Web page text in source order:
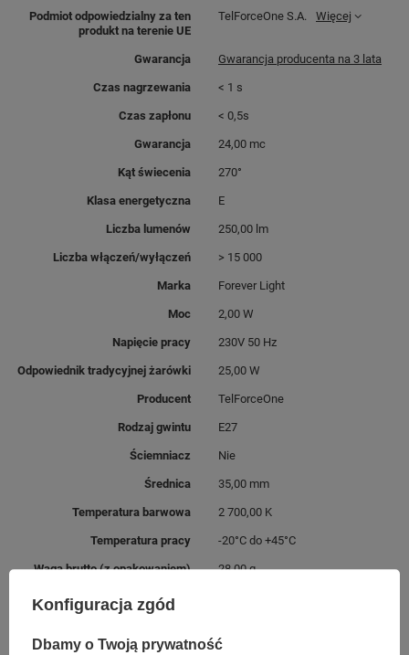
Podmiot odpowiedzialny za ten
produkt na terenie UE
TelForceOne S.A. Więcej
Gwarancja Gwarancja producenta na 3 lata
Czas nagrzewania < 1 s
Czas zapłonu < 0,5s
Gwarancja 24,00 mc
Kąt świecenia 270°
Klasa energetyczna E
Liczba lumenów 250,00 lm
Liczba włączeń/wyłączeń > 15 000
Marka Forever Light
Moc 2,00 W
Napięcie pracy 230V 50 Hz
Odpowiednik tradycyjnej żarówki 25,00 W
Producent TelForceOne
Rodzaj gwintu E27
Ściemniacz Nie
Średnica 35,00 mm
Temperatura barwowa 2 700,00 K
Temperatura pracy -20°C do +45°C
Waga brutto (z opakowaniem) 28,00 g
Waga netto
Konfiguracja zgód
Dbamy o Twoją prywatność